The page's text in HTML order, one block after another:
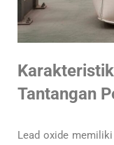
Tantangan
Lead oxide